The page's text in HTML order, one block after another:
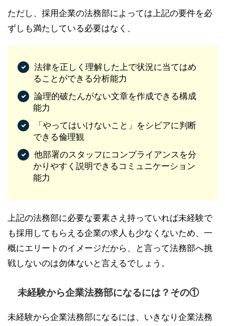
ただし、採用企業の法務部によっては上記の要件を必
ずしも満たしている必要はなく、
法律を正しく理解した上で状況に当てはめ
ることができる分析能力
論理的破たんがない文章を作成できる構成
能力
「やってはいけないこと」をシビアに判断
できる倫理観
他部署のスタッフにコンプライアンスを分
かりやすく説明できるコミュニケーション
能力
上記の法務部に必要な要素さえ持っていれば未経験で
も採用してもらえる企業の求人も少なくないため、一
概にエリートのイメージだから、と言って法務部へ挑
戦しないのは勿体ないと言えるでしょう。
未経験から企業法務部になるには？その①
未経験から企業法務部になるには、いきなり企業法務